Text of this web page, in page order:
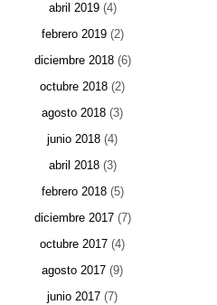
abril 2019(4)
febrero 2019(2)
diciembre 2018(6)
octubre 2018 (2)
agosto 2018 (3)
junio 2018 (4)
abril 2018(3)
febrero 2018(5)
diciembre 2017(7)
octubre 2017 (4)
agosto 2017 (9)
junio 2017 (7)